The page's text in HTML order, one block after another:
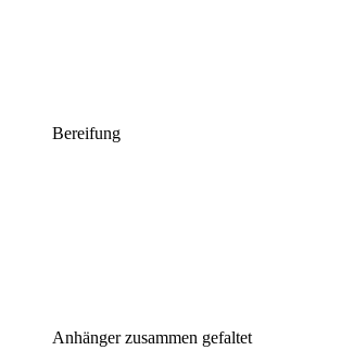
Bereifung
Anhänger zusammen gefaltet